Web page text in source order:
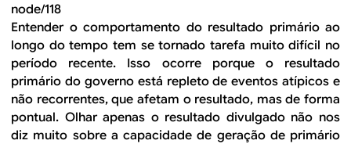
node/118
Entender o comportamento do resultado primário ao
longo do tempo tem se tornado tarefa muito difícil no
período recente. Isso ocorre porque o resultado
primário do governo está repleto de eventos atípicos e
não recorrentes, que afetam o resultado, mas de forma
pontual. Olhar apenas o resultado divulgado não nos
diz muito sobre a capacidade de geração de primário